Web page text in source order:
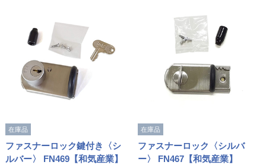
在庫品
ファスナーロック鍵付き〈シ
ルバー〉 FN469【和気産業】
在庫品
ファスナーロック〈シルバ
ー〉 FN467【和気産業】